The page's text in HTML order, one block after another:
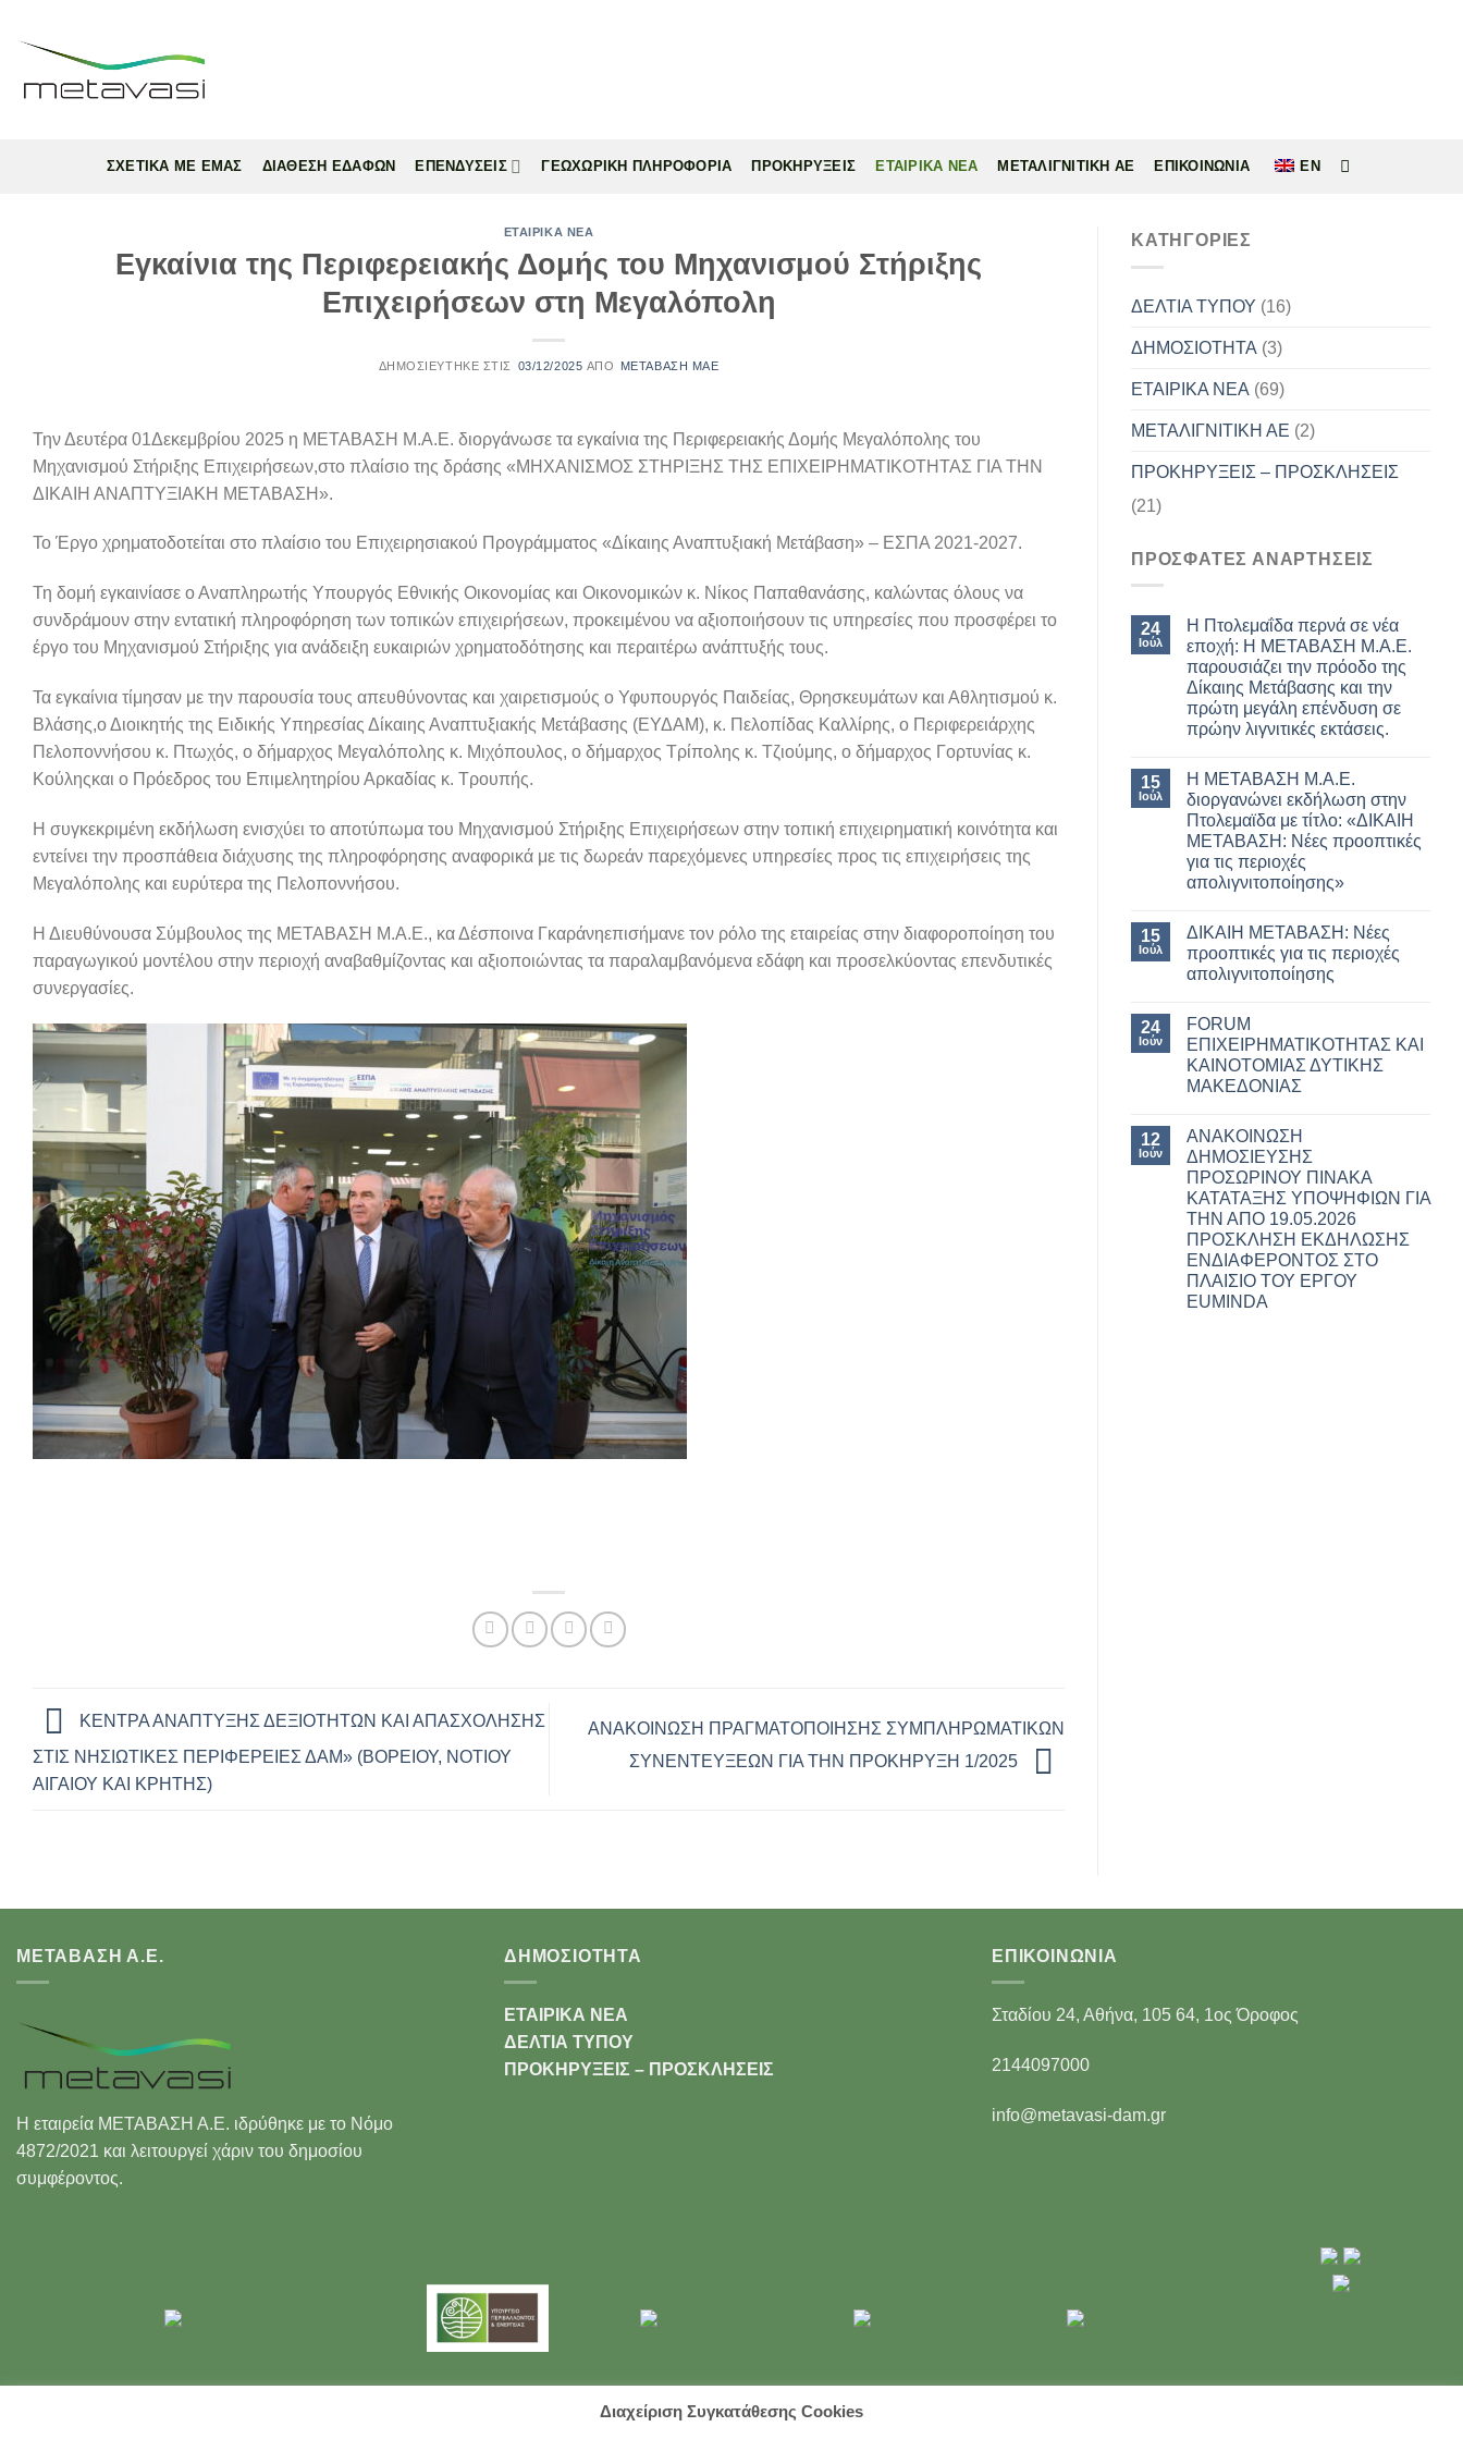
ΣΧΕΤΙΚΑ ΜΕ ΕΜΑΣ ΔΙΑΘΕΣΗ ΕΔΑΦΩΝ ΕΠΕΝΔΥΣΕΙΣ ΓΕΩΧΩΡΙΚΗ ΠΛΗΡΟΦΟΡΙΑ ΠΡΟΚΗΡΥΞΕΙΣ ΕΤΑΙΡΙΚΑ ΝΕΑ ΜΕΤΑΛΙΓΝΙΤΙΚΗ ΑΕ ΕΠΙΚΟΙΝΩΝΙΑ EN
ΕΤΑΙΡΙΚΑ ΝΕΑ
Εγκαίνια της Περιφερειακής Δομής του Μηχανισμού Στήριξης
Επιχειρήσεων στη Mεγαλόπολη
03/12/2025 ΜΕΤΑΒΑΣΗ ΜΑΕ
Την Δευτέρα 01Δεκεμβρίου 2025 η ΜΕΤΑΒΑΣΗ Μ.Α.Ε. διοργάνωσε τα εγκαίνια της Περιφερειακής Δομής Μεγαλόπολης του
Μηχανισμού Στήριξης Επιχειρήσεων,στο πλαίσιο της δράσης «ΜΗΧΑΝΙΣΜΟΣ ΣΤΗΡΙΞΗΣ ΤΗΣ ΕΠΙΧΕΙΡΗΜΑΤΙΚΟΤΗΤΑΣ ΓΙΑ ΤΗΝ
ΔΙΚΑΙΗ ΑΝΑΠΤΥΞΙΑΚΗ ΜΕΤΑΒΑΣΗ».
Το Έργο χρηματοδοτείται στο πλαίσιο του Επιχειρησιακού Προγράμματος «Δίκαιης Αναπτυξιακή Μετάβαση» – ΕΣΠΑ 2021-2027.
Τη δομή εγκαινίασε ο Αναπληρωτής Υπουργός Εθνικής Οικονομίας και Οικονομικών κ. Νίκος Παπαθανάσης, καλώντας όλους να
συνδράμουν στην εντατική πληροφόρηση των τοπικών επιχειρήσεων, προκειμένου να αξιοποιήσουν τις υπηρεσίες που προσφέρει το
έργο του Μηχανισμού Στήριξης για ανάδειξη ευκαιριών χρηματοδότησης και περαιτέρω ανάπτυξής τους.
Τα εγκαίνια τίμησαν με την παρουσία τους απευθύνοντας και χαιρετισμούς ο Υφυπουργός Παιδείας, Θρησκευμάτων και Αθλητισμού κ.
Βλάσης,ο Διοικητής της Ειδικής Υπηρεσίας Δίκαιης Αναπτυξιακής Μετάβασης (ΕΥΔΑΜ), κ. Πελοπίδας Καλλίρης, ο Περιφερειάρχης
Πελοποννήσου κ. Πτωχός, ο δήμαρχος Μεγαλόπολης κ. Μιχόπουλος, ο δήμαρχος Τρίπολης κ. Τζιούμης, ο δήμαρχος Γορτυνίας κ.
Κούληςκαι ο Πρόεδρος του Επιμελητηρίου Αρκαδίας κ. Τρουπής.
Η συγκεκριμένη εκδήλωση ενισχύει το αποτύπωμα του Μηχανισμού Στήριξης Επιχειρήσεων στην τοπική επιχειρηματική κοινότητα και
εντείνει την προσπάθεια διάχυσης της πληροφόρησης αναφορικά με τις δωρεάν παρεχόμενες υπηρεσίες προς τις επιχειρήσεις της
Μεγαλόπολης και ευρύτερα της Πελοποννήσου.
Η Διευθύνουσα Σύμβουλος της ΜΕΤΑΒΑΣΗ Μ.Α.Ε., κα Δέσποινα Γκαράνηεπισήμανε τον ρόλο της εταιρείας στην διαφοροποίηση του
παραγωγικού μοντέλου στην περιοχή αναβαθμίζοντας και αξιοποιώντας τα παραλαμβανόμενα εδάφη και προσελκύοντας επενδυτικές
συνεργασίες.
ΚEΝΤΡΑ ΑΝAΠΤΥΞΗΣ ΔΕΞΙΟΤHΤΩΝ ΚΑΙ ΑΠΑΣΧOΛΗΣΗΣ
ΣΤΙΣ ΝΗΣΙΩΤΙΚEΣ ΠΕΡΙΦEΡΕΙΕΣ ΔΑΜ» (ΒOΡΕΙΟΥ, ΝOΤΙΟΥ
ΑΙΓΑIΟΥ ΚΑΙ ΚΡHΤΗΣ)
ΑΝΑΚΟΙΝΩΣΗ ΠΡΑΓΜΑΤΟΠΟΙΗΣΗΣ ΣΥΜΠΛΗΡΩΜΑΤΙΚΩΝ
ΣΥΝΕΝΤΕΥΞΕΩΝ ΓΙΑ ΤΗΝ ΠΡΟΚΗΡΥΞΗ 1/2025
KΑΤΗΓΟΡΊΕΣ
ΔΕΛΤΙΑ ΤΥΠΟΥ (16)
ΔΗΜΟΣΙΟΤΗΤΑ (3)
ΕΤΑΙΡΙΚΑ ΝΕΑ (69)
ΜΕΤΑΛΙΓΝΙΤΙΚΗ ΑΕ (2)
ΠΡΟΚΗΡΥΞΕΙΣ – ΠΡΟΣΚΛΗΣΕΙΣ
(21)
ΠΡΟΣΦΑΤΕΣ ΑΝΑΡΤΗΣΕΙΣ
24
Ιούλ
Η Πτολεμαΐδα περνά σε νέα
εποχή: Η ΜΕΤΑΒΑΣΗ Μ.Α.Ε.
παρουσιάζει την πρόοδο της
Δίκαιης Μετάβασης και την
πρώτη μεγάλη επένδυση σε
πρώην λιγνιτικές εκτάσεις.
15
Ιούλ
Η ΜΕΤΑΒΑΣΗ Μ.Α.Ε.
διοργανώνει εκδήλωση στην
Πτολεμαϊδα με τίτλο: «ΔΙΚΑΙΗ
ΜΕΤΑΒΑΣΗ: Νέες προοπτικές
για τις περιοχές
απολιγνιτοποίησης»
15
Ιούλ
ΔΙΚΑΙΗ ΜΕΤΑΒΑΣΗ: Νέες
προοπτικές για τις περιοχές
απολιγνιτοποίησης
24
Ιούν
FORUM
ΕΠΙΧΕΙΡΗΜΑΤΙΚΟΤΗΤΑΣ ΚΑΙ
ΚΑΙΝΟΤΟΜΙΑΣ ΔΥΤΙΚΗΣ
ΜΑΚΕΔΟΝΙΑΣ
12
Ιούν
ΑΝΑΚΟΙΝΩΣΗ
ΔΗΜΟΣΙΕΥΣΗΣ
ΠΡΟΣΩΡΙΝΟΥ ΠΙΝΑΚΑ
ΚΑΤΑΤΑΞΗΣ ΥΠΟΨΗΦΙΩΝ ΓΙΑ
ΤΗΝ ΑΠO 19.05.2026
ΠΡΟΣΚΛΗΣΗ ΕΚΔΗΛΩΣΗΣ
ΕΝΔΙΑΦΕΡΟΝΤΟΣ ΣΤΟ
ΠΛΑΙΣΙΟ ΤΟΥ ΕΡΓΟΥ
EUMINDA
ΜΕΤΑΒΑΣΗ Α.Ε.
Η εταιρεία ΜΕΤΑΒΑΣΗ Α.Ε. ιδρύθηκε με το Νόμο
4872/2021 και λειτουργεί χάριν του δημοσίου
συμφέροντος.
ΔΗΜΟΣΙΟΤΗΤΑ
ΕΤΑΙΡΙΚΑ ΝΕΑ
ΔΕΛΤΙΑ ΤΥΠΟΥ
ΠΡΟΚΗΡΥΞΕΙΣ – ΠΡΟΣΚΛΗΣΕΙΣ
ΕΠΙΚΟΙΝΩΝΊΑ
Σταδίου 24, Αθήνα, 105 64, 1ος Όροφος
2144097000
info@metavasi-dam.gr
Διαχείριση Συγκατάθεσης Cookies